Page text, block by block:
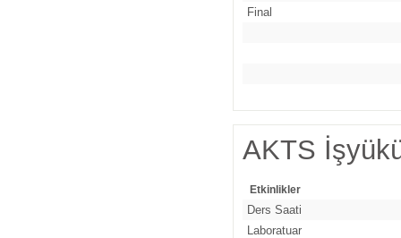
Final
AKTS
Etkinlikler
Ders Saati
Laboratuar